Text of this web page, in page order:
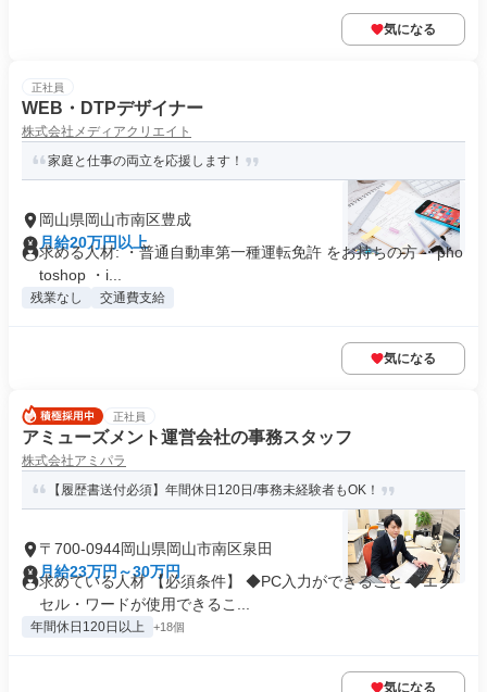
気になる
正社員
WEB・DTPデザイナー
株式会社メディアクリエイト
家庭と仕事の両立を応援します！
岡山県岡山市南区豊成
月給20万円以上
求める人材: ・普通自動車第一種運転免許 をお持ちの方 ・pho
toshop ・i...
残業なし 交通費支給
気になる
正社員
アミューズメント運営会社の事務スタッフ
株式会社アミパラ
【履歴書送付必須】年間休日120日/事務未経験者もOK！
〒700-0944岡山県岡山市南区泉田
月給23万円～30万円
求めている人材 【必須条件】 ◆PC入力ができること ◆エク
セル・ワードが使用できるこ...
年間休日120日以上 +18個
気になる